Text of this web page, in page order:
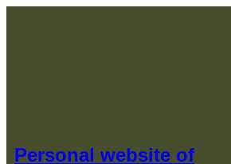
Personal website of